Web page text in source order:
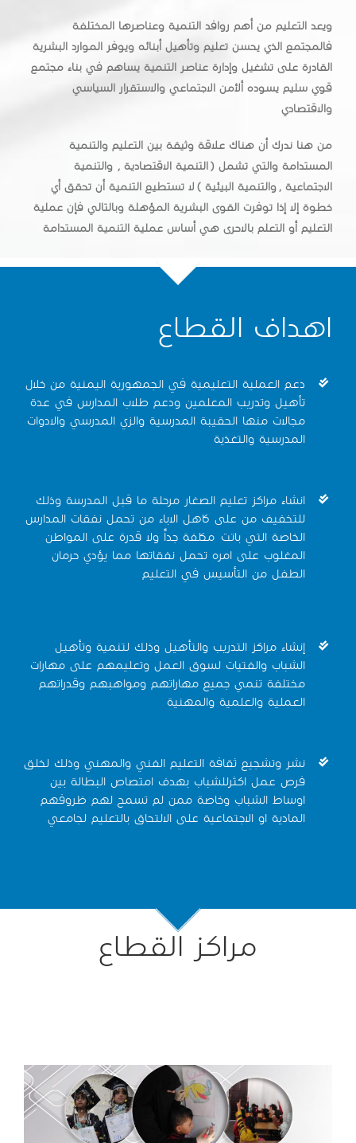
ويعد التعليم من أهم روافد التنمية وعناصرها المختلفة
فالمجتمع الذي يحسن تعليم وتأهيل أبنائه ويوفر الموارد البشرية
القادرة على تشغيل وإدارة عناصر التنمية يساهم في بناء مجتمع
قوي سليم يسوده ألأمن الاجتماعي والاستقرار السياسي
والاقتصادي
من هنا ندرك أن هناك علاقة وثيقة بين التعليم والتنمية
المستدامة والتي تشمل ( التنمية الاقتصادية , والتنمية
الاجتماعية , والتنمية البيئية ) لا تستطيع التنمية أن تحقق أي
خطوة إلا إذا توفرت القوى البشرية المؤهلة وبالتالي فإن عملية
التعليم أو التعلم بالاحرى هي أساس عملية التنمية المستدامة
اهداف القطاع
دعم العملية التعليمية في الجمهورية اليمنية من خلال
تأهيل وتدريب المعلمين ودعم طلاب المدارس في عدة
مجالات منها الحقيبة المدرسية والزي المدرسي والادوات
المدرسية والتغذية
انشاء مراكز تعليم الصغار مرحلة ما قبل المدرسة وذلك
للتخفيف من على كاهل الاباء من تحمل نفقات المدارس
الخاصة التي باتت مكلفة جداً ولا قدرة على المواطن
المغلوب على امره تحمل نفقاتها مما يؤدي حرمان
الطفل من التأسيس في التعليم
إنشاء مراكز التدريب والتأهيل وذلك لتنمية وتأهيل
الشباب والفتيات لسوق العمل وتعليمهم على مهارات
مختلفة تنمي جميع مهاراتهم ومواهبهم وقدراتهم
العملية والعلمية والمهنية
نشر وتشجيع ثقافة التعليم الفني والمهني وذلك لخلق
فرص عمل اكثرللشباب بهدف امتصاص البطالة بين
اوساط الشباب وخاصة ممن لم تسمح لهم ظروفهم
المادية او الاجتماعية على الالتحاق بالتعليم لجامعي
مراكز القطاع